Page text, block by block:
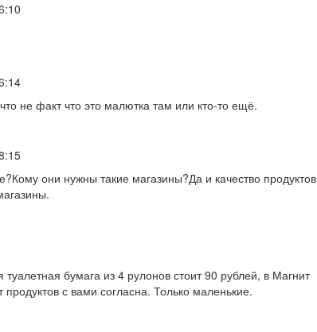
не факт что это малютка там или кто-то ещё.
они нужны такие магазины?Да и качество продуктов
бумага из 4 рулонов стоит 90 рублей, в Магнит
с вами согласна. Только маленькие.